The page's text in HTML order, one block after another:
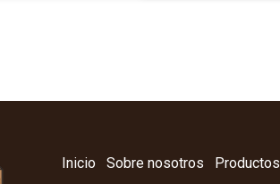
Inicio Sobre nosotros Productos